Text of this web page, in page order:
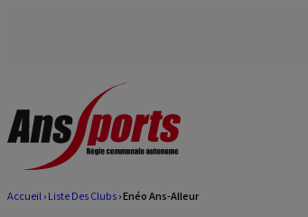
Accueil Liste Des Clubs Enéo Ans-Alleur